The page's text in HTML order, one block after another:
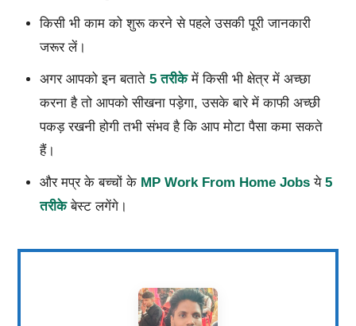
किसी भी काम को शुरू करने से पहले उसकी पूरी जानकारी
जरूर लें।
अगर आपको इन बताते 5 तरीकेमें किसी भी क्षेत्र में अच्छा
करना है तो आपको सीखना पड़ेगा, उसके बारे में काफी अच्छी
पकड़ रखनी होगी तभी संभव है कि आप मोटा पैसा कमा सकते
हैं।
और मप्र के बच्चों के MP Work From Home Jobsये 5
तरीकेबेस्ट लगेंगे।